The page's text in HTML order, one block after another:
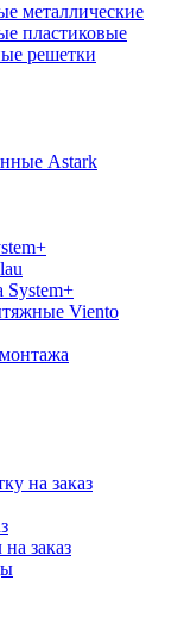
металлические
пластиковые
решетки
Astark
System+
Viento
на заказ
заказ